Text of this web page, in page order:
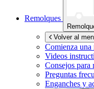
Remolques
Volver al
Comienza una
Videos
Consejos para
Preguntas
Enganches y